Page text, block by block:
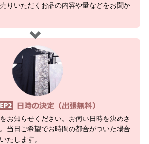
りいただくお品の内容や量などをお聞か
お知らせください。お伺い日時を決めさ
当日ご希望でお時間の都合がついた場合
たします。